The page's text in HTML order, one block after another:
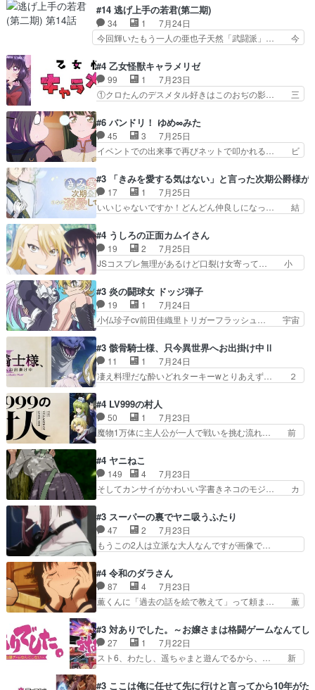
んがめっちゃ可愛かったなド… まさかの展開にめ
ちゃくちゃテンション上が… チャガタイの所へ密
偵に行ったはずがドレゲ…
は泣かなかった！漫画描きのハウツー回… この作
品はこういうのをズバッとキメるの上… 藤子不二
雄に親しんだ人にはとてもフィット… 赤福のヌル
ヌルした動きとかネームを褒めら… 漫研が気にな
から新たな仲間まで。本作品… 今回エンディング
テーマが流れるのが早い（… この作品の世界に
も、一応デジタルという概…
#14 逃げ上手の若君(第二期)
34 1
7月24日
今回輝いたもう一人の亜也子天然「武闘派」… 今
逃れすら逃げ上手亜也子のアシストに支… そう
か、亜也子もまだ9歳なのか‥ときゆき… 「亜也
子のドキドキ・大作戦！・長寿丸を一… 目玉と耳
を相手に言葉で繰り広げる戰もノラ… 時代設定ど
からのいらすとやは草だった。… 今回は亜也子回
でしたね頼もしさと乙女らし… 貞宗、キモいギョ
ロ目としか思ってなかった…
#4 乙女怪獣キャラメリゼ
99 1
7月23日
①クロたんのデスメタル好きはこのおぢの影… 三
か好きになれんキャラだなぁ作品もイン… 相変わ
らず生物学者には見えないわね響野君… 正体を知
らないのにどちりも肯定してくれた… 黒絵がハル
ゴンになっても、南を助けて大事… OPにデスボ
心を許す、母の友達である光… 黒絵の可愛さレベ
ルが止まらない。南くんと… 黒絵の母とのやり取
りでエヴァの加持さん思…
#6 バンドリ！ ゆめ∞みた
45 3
7月25日
イベントでの出来事で再びネットで叩かれる… ビ
ラがまじで何がしたいかわからん！先生… 陰キャ
の間合いにスルっと入ってきて相手の… ビオラが
都子さんを籠絡しに来ててやばいぞ… マネージャ
ー現実版初登場！バレーボールに… 藻掻きながら
で相手の緊張を解く相手の共… たまったアニメ
50本だってｗ今日も帰った… マネージャー実在
した大逆風のハズなのに全…
#3 「きみを愛する気はない」と言った次期公爵様が
17 1
7月25日
いいじゃないですか！どんどん仲良しになっ… 結
の恋愛系で1番これが好き。愛する気は… 今晩
は、2130頃からシンデレラガールズ… 公爵の妻
なのに着てる洋服がシンプル。テー… まあ、これ
は見なくていいな。むしろ判断が… 自分でも気づ
ぜかヒロイン化していますデ… 【今夜のアニメA
は…】前向き没落令嬢×こ… 「ぼやっとしてたら
菜園の領地の外まで開墾…
#4 うしろの正面カムイさん
19 2
7月25日
JSコスプレ無理があるけど口裂け女寄って… 小
カちゃんがヤバすぎてボキキしそう(ぇ… 口裂け
女って人を襲うって知らなかった…ポ… そのスタ
イルで小学生ファッションは口裂け… 相変わら
ず、尺の都合なのか原作漫画の細か… 除霊士カム
昭和キッズを恐怖のどん底へ突… 現代で有名な口
裂け女登場！お市ちゃん、ポ… ろくろ首の除霊シ
ーン「悪霊退散」のパチン…
#3 炎の闘球女 ドッジ弾子
19 1
7月24日
小仏珍子cv前田佳織里トリガーフラッシュ… 宇宙
いたぶってるのか！？Cパートで懐か… 普通にド
ッジが激アツ。いや羽仁衣が初めて… 優谷優の声
優に「ちんこ」って言わせてて興… 珍子ちゃ
ん………！！！！？！先週に引き続… これは意図
限ったことでなく、最近のアニ… 東山朱莉
（AkariHIGASHIYAM… こんなに可憐で可愛い泣
き虫メイドが僅か3…
#3 骸骨騎士様、只今異世界へお出掛け中Ⅱ
11 1
7月24日
凄え料理だな酔いどれターキーwとりあえず… ２
いの良いお兄ちゃん！！現場も楽しかっ… 第３話
をｄアニメストアで視聴しました。視… ローデン
王国ホーバン領を訪れたアーク一行… 1期に引き
続き２期にも出演させていただけ… 1期の頃から
題解決特筆する事は無いが、… 今週もありがとう
ございます耳がヒクヒクな… 時計台に登ってるの
見ると挟まれないか心配…
#4 LV999の村人
50 1
7月23日
魔物1万体に主人公が一人で戦いを挑む流れ… 前
を魔物と人間に殺された鏡の生い立ち。… 勇者た
ちを信じてアリスを預ける、鏡を信じ… 勇者パー
ティが仲間になった！？会話が通じ… 鏡の過去、
辛すぎて胸が苦しくなりました…… 最初、勇者パ
コちゃんの性別が間違えられ… 鏡の両親がモンス
ターと人間にそれぞれ命を… 胸が苦しくなるほど
鏡くんの過去がとても残…
#4 ヤニねこ
149 4
7月23日
そしてカンサイがかわいい字書きネコのモジ… カ
は『ちんこ』によってリミッターが外れ… 今回は
汚い要素あまりなく普通にギャグアニ… あとアイ
キャッチが釈迦だったの本当に最高… まー、今回
もコンプライアンス違反にどこま… 達郎のオチに
ニメが好きでも大丈夫だよ」… あんな事こんな事
いっぱいさせられちゃうこ… 妹ネコちゃんのバー
ガーにタバコ入ってるの…
#3 スーパーの裏でヤニ吸うふたり
47 2
7月23日
もうこの2人は立派な大人なんですが画像で…
こ叡智でセクシー！ミストふっかけて嗅ぎ… あい
かわらず山田さんと田山さんが同一人物… 今さら
だけどずとまよのOP合ってるね。首… 佐々木と
田山さんにロマンスの香りが漂って… 佐々木さん
「ただのヤニ仲間」から「ちゃ… 田山から消臭ミ
ストを戴いてお礼返しをして… からかったつもり
なのに、思いもよらない佐…
#4 令和のダラさん
87 4
7月23日
薫くんに「過去の話を絵で教えて」って頼ま… 薫
シリアス展開になるかと思ったら全然そ… 薫が通
うは応神町立応神北小学校一方、日向… 思ったの
と違う刺客出てきたwwただ関西弁… とエピソー
ドの進みにおどろくけど、気持ち… ①作文の定番
#3 対ありでした。～お嬢さまは格闘ゲームなんてし
27 1
7月22日
スト6、わたし、遥ちゃまと遊んでるから、… 新
ぁ、こんな都合よく格ゲー女子が集まるか… 規律
#3 ここは俺に任せて先に行けと言ってから10年が